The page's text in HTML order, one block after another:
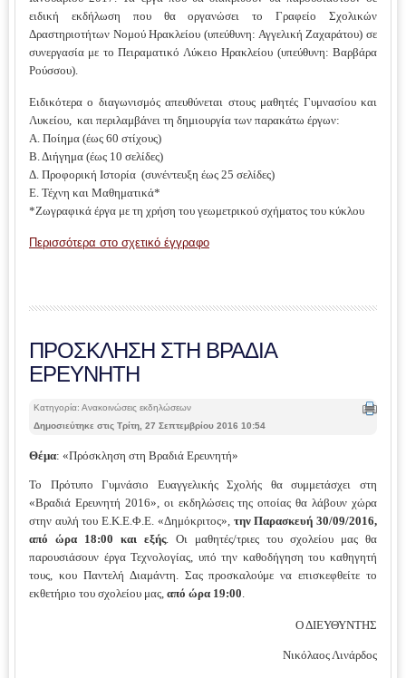
ειδική εκδήλωση που θα οργανώσει το Γραφείο Σχολικών
Δραστηριοτήτων Νομού Ηρακλείου (υπεύθυνη: Αγγελική Ζαχαράτου) σε
συνεργασία με το Πειραματικό Λύκειο Ηρακλείου (υπεύθυνη: Βαρβάρα
Ρούσσου).
Ειδικότερα ο διαγωνισμός απευθύνεται στους μαθητές Γυμνασίου και
Λυκείου, και περιλαμβάνει τη δημιουργία των παρακάτω έργων:
Α. Ποίημα (έως 60 στίχους)
Β. Διήγημα (έως 10 σελίδες)
Δ. Προφορική Ιστορία (συνέντευξη έως 25 σελίδες)
Ε. Τέχνη και Μαθηματικά*
*Ζωγραφικά έργα με τη χρήση του γεωμετρικού σχήματος του κύκλου
Περισσότερα στο σχετικό έγγραφο
ΠΡΟΣΚΛΗΣΗ ΣΤΗ ΒΡΑΔΙΑ
ΕΡΕΥΝΗΤΗ
Κατηγορία: Ανακοινώσεις εκδηλώσεων
Δημοσιεύτηκε στις Τρίτη, 27 Σεπτεμβρίου 2016 10:54
Θέμα: «Πρόσκληση στη Βραδιά Ερευνητή»
Το Πρότυπο Γυμνάσιο Ευαγγελικής Σχολής θα συμμετάσχει στη
«Βραδιά Ερευνητή 2016», οι εκδηλώσεις της οποίας θα λάβουν χώρα
στην αυλή του Ε.Κ.Ε.Φ.Ε. «Δημόκριτος», την Παρασκευή 30/09/2016,
από ώρα 18:00 και εξής. Οι μαθητές/τριες του σχολείου μας θα
παρουσιάσουν έργα Τεχνολογίας, υπό την καθοδήγηση του καθηγητή
τους, κου Παντελή Διαμάντη. Σας προσκαλούμε να επισκεφθείτε το
εκθετήριο του σχολείου μας, από ώρα 19:00.
Ο ΔΙΕΥΘΥΝΤΗΣ
Νικόλαος Λινάρδος